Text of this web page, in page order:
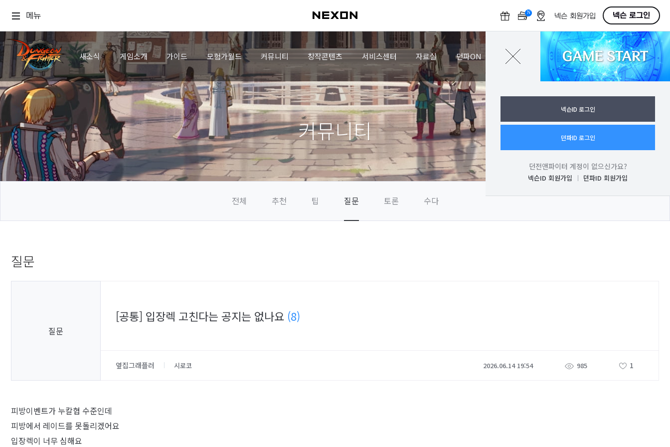
메뉴 N
F
넥슨 회원가입 넥슨 로그인
새소식 게임소개 가이드 모험가월드 커뮤니티 창작콘텐츠 서비스센터 자료실 던파ON GAME START
로그인
넥슨ID 로그인
던파ID 로그인
던전앤파이터 계정이 없으신가요?
넥슨ID 회원가입 던파ID 회원가입
커뮤니티
전체 추천 팁 질문 토론 수다
질문
질문
[공통] 입장렉 고친다는 공지는 없나요 (8)
옆집그래플러 시로코 2026.06.14 19:54 985 1
피방이벤트가 누칼협 수준인데
피방에서 레이드를 못돌리겠어요
입장렉이 너무 심해요